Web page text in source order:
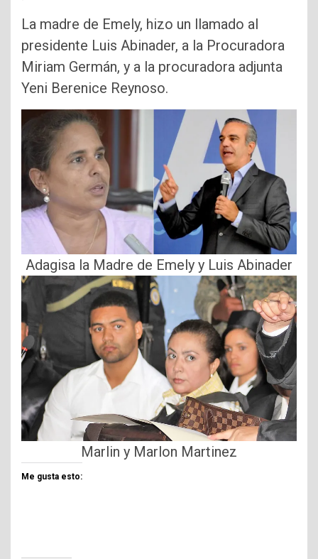
La madre de Emely, hizo un llamado al
presidente Luis Abinader, a la Procuradora
Miriam Germán, y a la procuradora adjunta
Yeni Berenice Reynoso.
Adagisa la Madre de Emely y Luis Abinader
Marlin y Marlon Martinez
Me gusta esto: